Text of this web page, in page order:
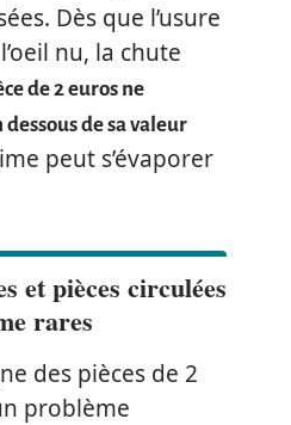
Dès que l’usure
nu, la chute
de 2 euros ne
de sa valeur
peut s’évaporer
et pièces circulées
rares
des pièces de 2
problème